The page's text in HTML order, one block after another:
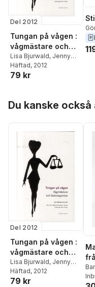
Del 2012
Tungan på vågen :
vågmästare och
balanspartier
Lisa Bjurwald, Jenny
Björkman,Hanna Bäck
Henry Bäck
Gilljam,Barbro Hedvall,
Ann-Cathrine Jungar,
Magnus Linton,Tommy
,Lars Nord
Brith Schartau
Widmalm, Patrik
Winton,
Lena
Wängnerud
Häftad, 2012
79 kr
Du kanske
Del 2012
Tungan på vågen :
vågmästare och
balanspartier
Lisa Bjurwald, Jenny
Björkman,Hanna Bäck
Henry Bäck
Häftad, 2012
79 kr